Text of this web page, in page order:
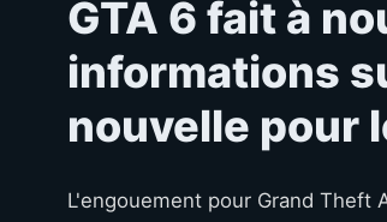
GTA 6 fait à
informations
nouvelle pour
L'engouement pour Grand Theft